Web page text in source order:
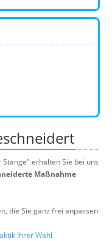
erhalten Sie bei uns
Maßnahme
, die Sie ganz frei anpassen
Ihrer Wahl